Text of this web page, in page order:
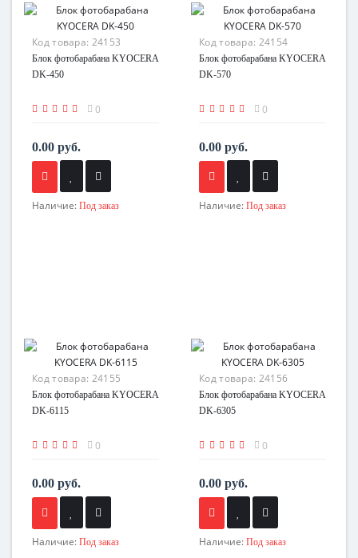
Код товара: 24153
Блок фотобарабана KYOCERA
DK-450
0
0.00 руб.
Наличие: Под заказ
Код товара: 24154
Блок фотобарабана KYOCERA
DK-570
0
0.00 руб.
Наличие: Под заказ
Код товара: 24155
Блок фотобарабана KYOCERA
DK-6115
0
0.00 руб.
Наличие: Под заказ
Код товара: 24156
Блок фотобарабана KYOCERA
DK-6305
0
0.00 руб.
Наличие: Под заказ